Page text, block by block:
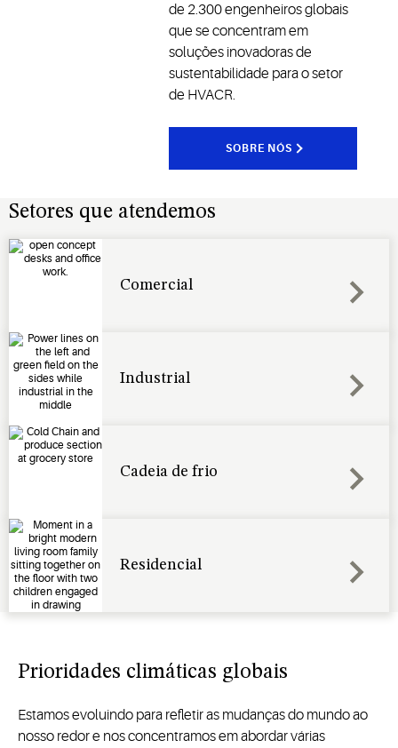
de 2.300 engenheiros globais
que se concentram em
soluções inovadoras de
sustentabilidade para o setor
de HVACR.
SOBRE NÓS
Setores que atendemos
Comercial
Industrial
Cadeia de frio
Residencial
Prioridades climáticas globais
Estamos evoluindo para refletir as mudanças do mundo ao
nosso redor e nos concentramos em abordar várias